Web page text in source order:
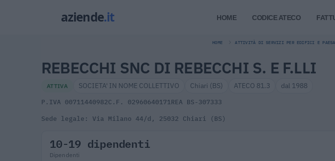
HOME CODICE ATECO
HOME ATTIVITÀ DI SERVIZI PER EDIFICI E
REBECCHI SNC DI REBECCHI S. E F.LLI
ATTIVA SOCIETA' IN NOME COLLETTIVO Chiari (BS) ATECO 81.3 dal 1988
P.IVA 00711440982C.F. 02960640171REA BS-307333
Sede legale: Via Milano 44/d, 25032 Chiari (BS)
10-19 dipendenti
Dipendenti